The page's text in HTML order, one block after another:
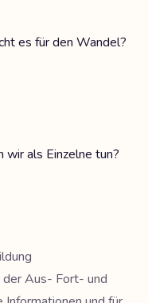
es für den Wandel?
als Einzelne tun?
Aus- Fort- und